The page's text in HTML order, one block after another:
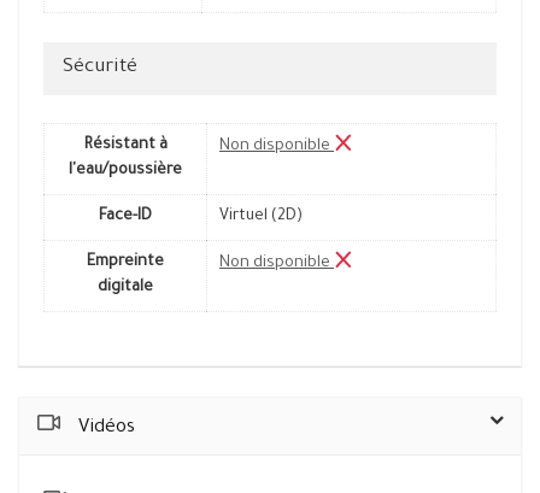
Sécurité
Résistant à
l'eau/poussière
Non disponible
Face-ID Virtuel (2D)
Empreinte
digitale
Non disponible
Vidéos